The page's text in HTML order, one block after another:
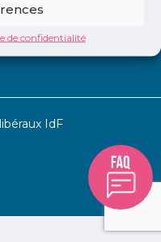
de confidentialité
IdF